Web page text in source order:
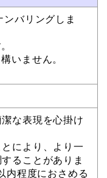
バリングしま
いません。
な表現を心掛け
により、より一
ることがありま
内程度におさめる